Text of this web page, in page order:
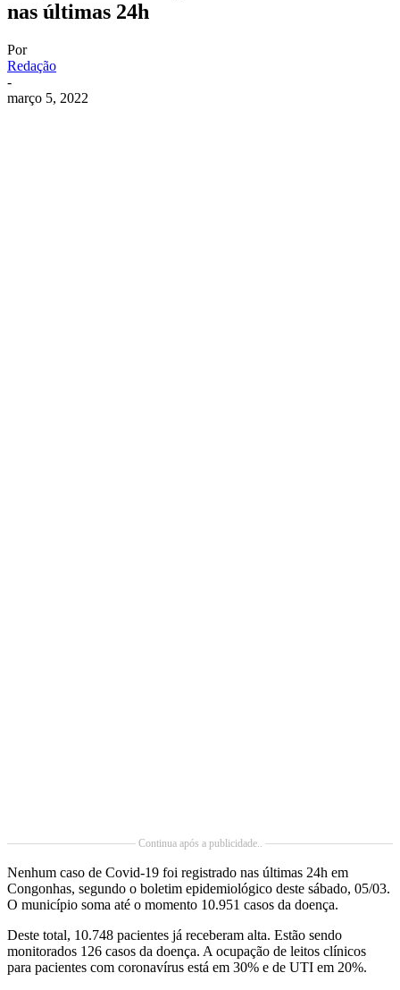
nas últimas 24h
Por
Redação
-
março 5, 2022
Continua após a publicidade..
Nenhum caso de Covid-19 foi registrado nas últimas 24h em
Congonhas, segundo o boletim epidemiológico deste sábado, 05/03.
O município soma até o momento 10.951 casos da doença.
Deste total, 10.748 pacientes já receberam alta. Estão sendo
monitorados 126 casos da doença. A ocupação de leitos clínicos
para pacientes com coronavírus está em 30% e de UTI em 20%.